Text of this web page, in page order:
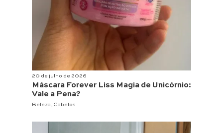
20 de julho de 2026
Máscara Forever Liss Magia de Unicórnio:
Vale a Pena?
Beleza Cabelos